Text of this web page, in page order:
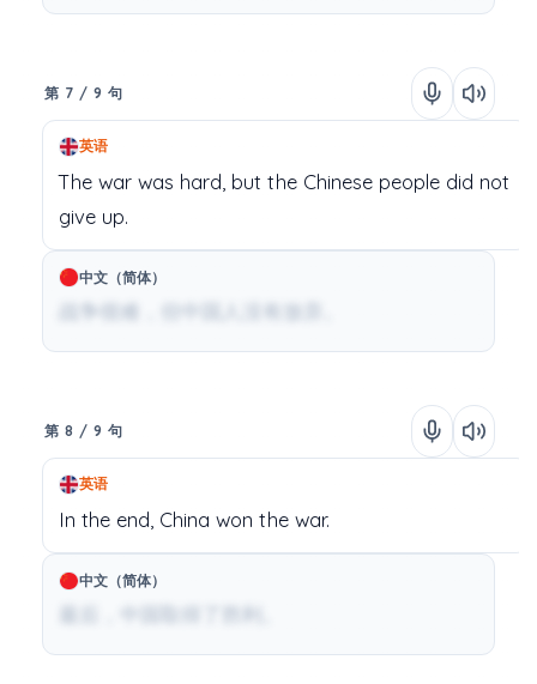
第 7 / 9 句
英语
The war was hard, but the Chinese people did not
give up.
中文（简体）
战争很难，但中国人没有放弃。
第 8 / 9 句
英语
In the end, China won the war.
中文（简体）